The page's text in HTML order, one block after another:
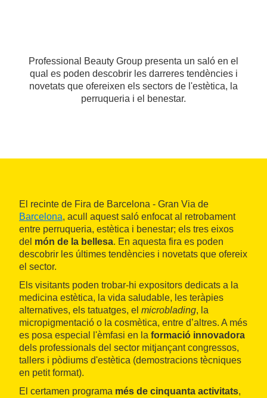
Professional Beauty Group presenta un saló en el
qual es poden descobrir les darreres tendències i
novetats que ofereixen els sectors de l'estètica, la
perruqueria i el benestar.
El recinte de Fira de Barcelona - Gran Via de
Barcelona, acull aquest saló enfocat al retrobament
entre perruqueria, estètica i benestar; els tres eixos
del món de la bellesa. En aquesta fira es poden
descobrir les últimes tendències i novetats que ofereix
el sector.
Els visitants poden trobar-hi expositors dedicats a la
medicina estètica, la vida saludable, les teràpies
alternatives, els tatuatges, el microblading, la
micropigmentació o la cosmètica, entre d’altres. A més
es posa especial l'èmfasi en la formació innovadora
dels professionals del sector mitjançant congressos,
tallers i pòdiums d'estètica (demostracions tècniques
en petit format).
El certamen programa més de cinquanta activitats,